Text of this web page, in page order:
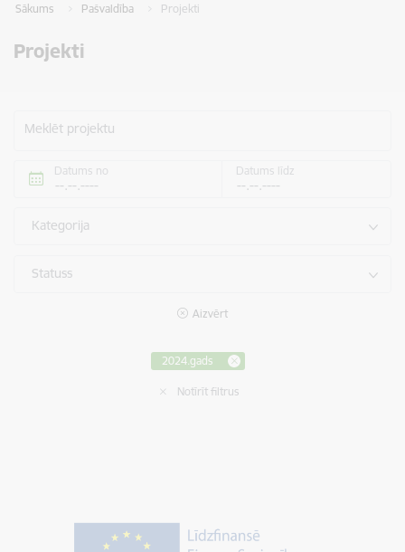
Sākums Pašvaldība Projekti
Projekti
Meklēt projektu
Datums no Datums līdz
Kategorija
Statuss
Aizvērt
2024.gads
Notīrīt filtrus